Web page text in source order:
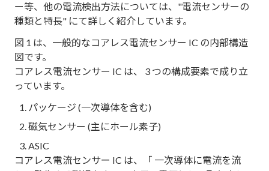
ー等、他の電流検出方法については、"電流センサーの
種類と特長" にて詳しく紹介しています。
図 1 は、一般的なコアレス電流センサー IC の内部構造
図です。
コアレス電流センサー IC は、 3 つの構成要素で成り立
っています。
パッケージ (一次導体を含む)
磁気センサー (主にホール素子)
ASIC
コアレス電流センサー IC は、「 一次導体に電流を流